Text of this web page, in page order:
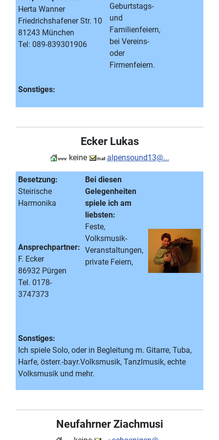
Geburtstags-
und
Familienfeiern,
bei Vereins-
oder
Firmenfeiern.
Herta Wanner
Friedrichshafener Str. 10
81243 München
Tel: 089-839301906
Sonstiges:
Ecker Lukas
keine alpensound13@...
Besetzung:
Steirische
Harmonika
Bei diesen
Gelegenheiten
spiele ich am
liebsten:
Feste,
Volksmusik-
Veranstaltungen,
private Feiern,
Ansprechpartner:
F. Ecker
86932 Pürgen
Tel. 0178-
3747373
Sonstiges:
Ich spiele Solo, oder in Begleitung m. Gitarre, Tuba,
Harfe, österr.-bayr.Volksmusik, Tanzlmusik, echte
Volksmusik und mehr.
Neufahrner Ziachmusi